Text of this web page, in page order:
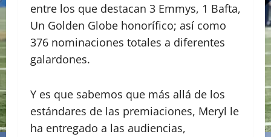
entre los que destacan 3 Emmys, 1 Bafta,
Un Golden Globe honorífico; así como
376 nominaciones totales a diferentes
galardones.
Y es que sabemos que más allá de los
estándares de las premiaciones, Meryl le
ha entregado a las audiencias,